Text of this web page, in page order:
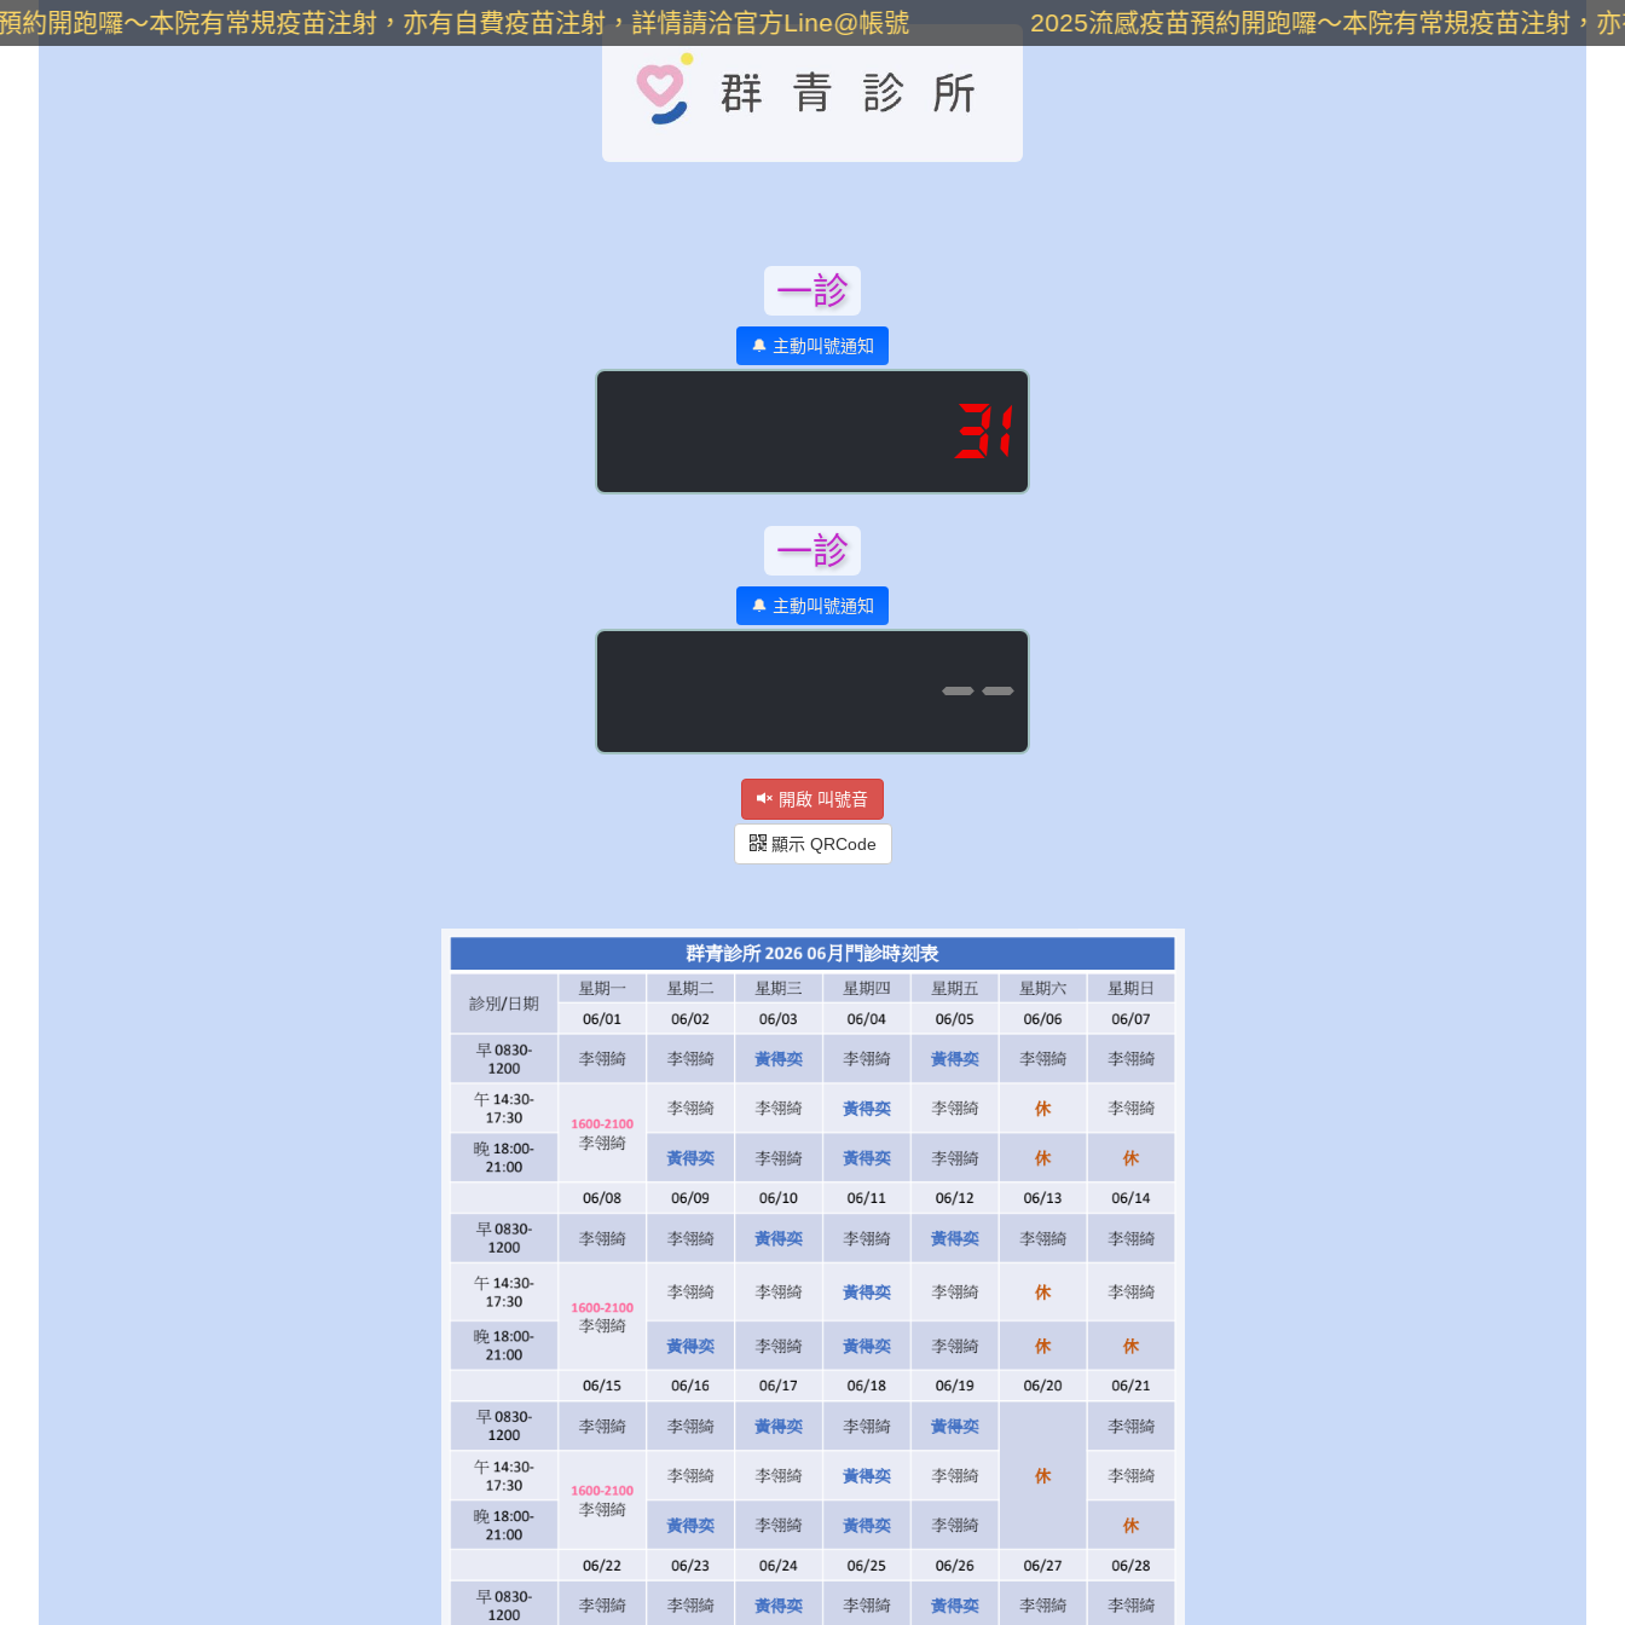
開跑囉～本院有常規疫苗注射，亦有自費疫苗注射，詳情請洽官方Line@帳號 2025流感疫苗預約開跑囉～本院有常規疫苗注射，
一診
🔔 主動叫號通知
31
一診
🔔 主動叫號通知
--
開啟 叫號音
顯示 QRCode